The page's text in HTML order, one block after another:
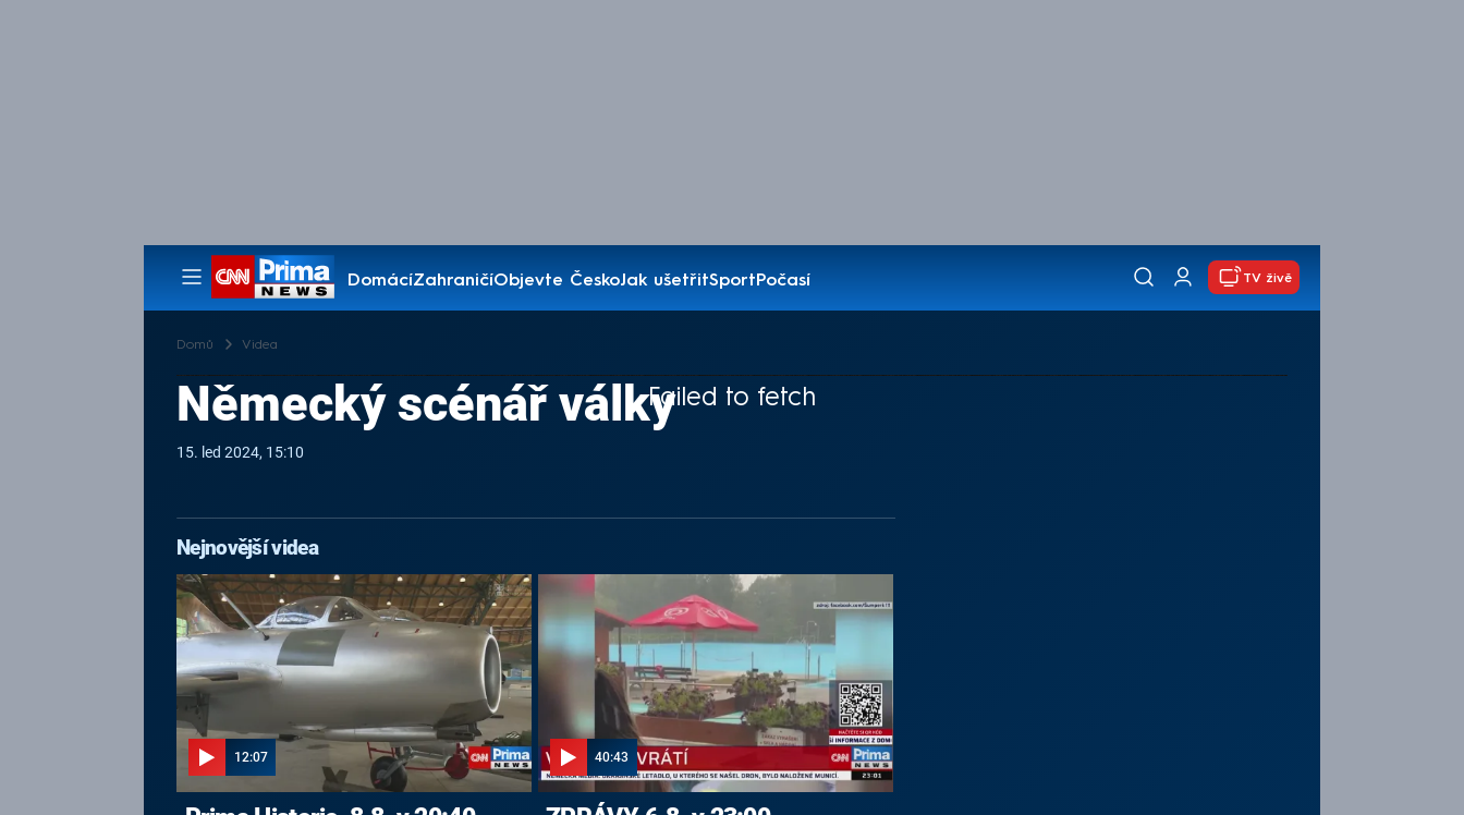
DomácíZahraničíObjevte ČeskoJak ušetřitSportPočasí
Pořady
TV živě
Domů Videa
Failed to fetch
Německý scénář války
15. led 2024, 15:10
Nejnovější videa
12:07 40:43